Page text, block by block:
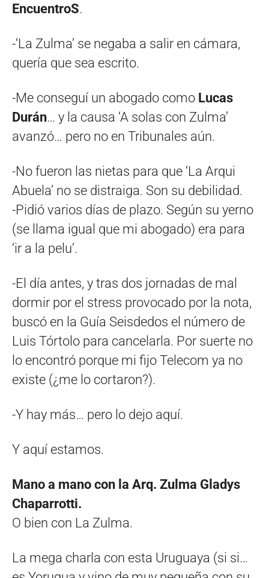
EncuentroS.
-‘La Zulma’ se negaba a salir en cámara,
quería que sea escrito.
-Me conseguí un abogado como Lucas
Durán… y la causa ‘A solas con Zulma’
avanzó… pero no en Tribunales aún.
-No fueron las nietas para que ‘La Arqui
Abuela’ no se distraiga. Son su debilidad.
-Pidió varios días de plazo. Según su yerno
(se llama igual que mi abogado) era para
‘ir a la pelu’.
-El día antes, y tras dos jornadas de mal
dormir por el stress provocado por la nota,
buscó en la Guía Seisdedos el número de
Luis Tórtolo para cancelarla. Por suerte no
lo encontró porque mi fijo Telecom ya no
existe (¿me lo cortaron?).
-Y hay más… pero lo dejo aquí.
Y aquí estamos.
Mano a mano con la Arq. Zulma Gladys
Chaparrotti.
O bien con La Zulma.
La mega charla con esta Uruguaya (si si…